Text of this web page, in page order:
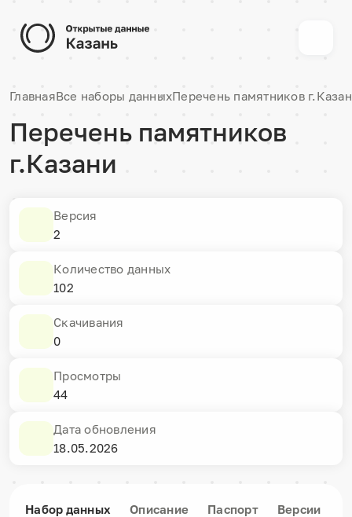
ГлавнаяВсе наборы данныхПеречень памятников
Перечень памятников
г.Казани
Версия
2
Количество данных
102
Скачивания
0
Просмотры
44
Дата обновления
18.05.2026
Набор данных Описание Паспорт Версии